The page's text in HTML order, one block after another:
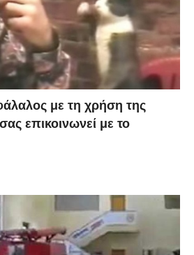
με τη χρήση της
επικοινωνεί με το